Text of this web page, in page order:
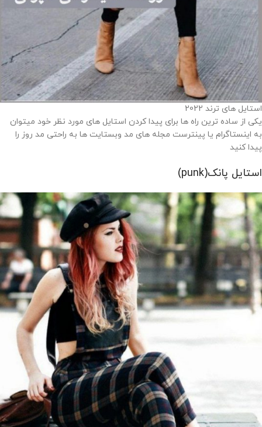
استایل های ترند 2022
یکی از ساده ترین راه ها برای پیدا کردن استایل های مورد نظر خود میتوان
به اینستاگرام یا پینترست مجله های مد وبستایت ها به راحتی مد روز را
پیدا کنید
استایل پانک(punk)